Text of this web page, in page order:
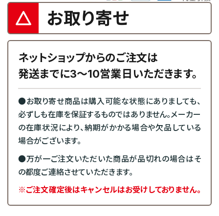
お取り寄せ
ネットショップからのご注文は
発送までに3～10営業日いただきます。
●お取り寄せ商品は購入可能な状態にありましても、
必ずしも在庫を保証するものではありません。メーカー
の在庫状況により、納期がかかる場合や欠品している
場合がございます。
●万が一ご注文いただいた商品が品切れの場合はそ
の都度ご連絡させていただきます。
※ご注文確定後はキャンセルはお受けしておりません。